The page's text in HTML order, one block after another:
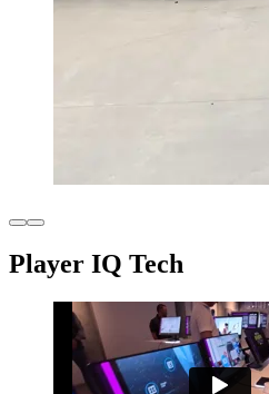
Player IQ Tech